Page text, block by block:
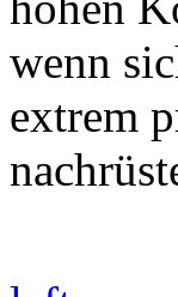
wenn
extrem